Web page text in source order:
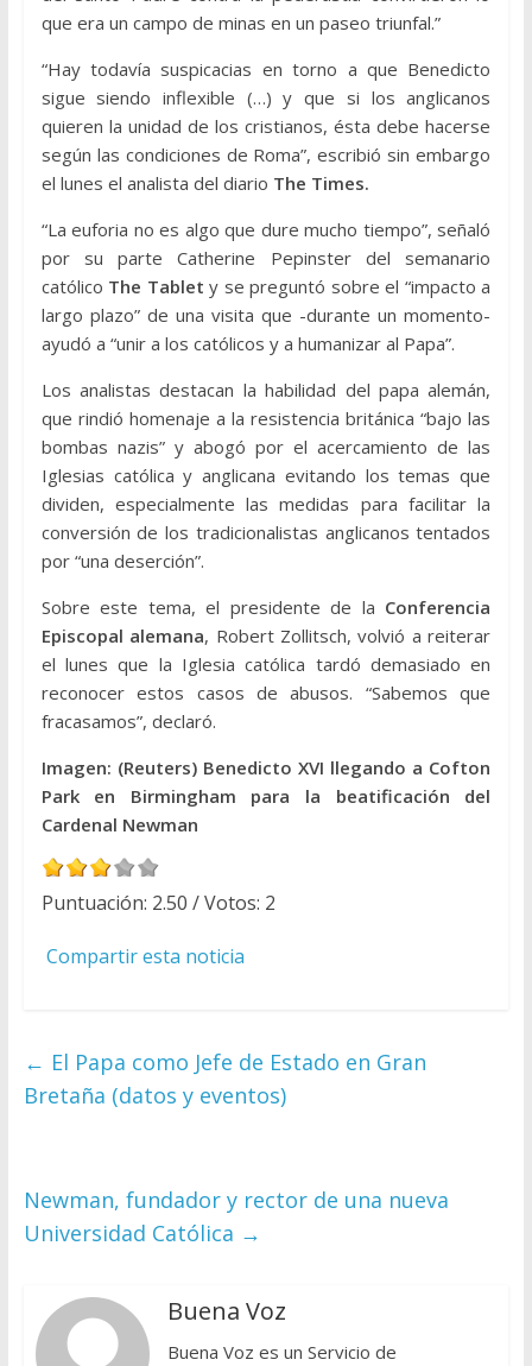
que era un campo de minas en un paseo triunfal.”
“Hay todavía suspicacias en torno a que Benedicto
sigue siendo inflexible (…) y que si los anglicanos
quieren la unidad de los cristianos, ésta debe hacerse
según las condiciones de Roma”, escribió sin embargo
el lunes el analista del diario The Times.
“La euforia no es algo que dure mucho tiempo”, señaló
por su parte Catherine Pepinster del semanario
católico The Tablety se preguntó sobre el “impacto a
largo plazo” de una visita que -durante un momento-
ayudó a “unir a los católicos y a humanizar al Papa”.
Los analistas destacan la habilidad del papa alemán,
que rindió homenaje a la resistencia británica “bajo las
bombas nazis” y abogó por el acercamiento de las
Iglesias católica y anglicana evitando los temas que
dividen, especialmente las medidas para facilitar la
conversión de los tradicionalistas anglicanos tentados
por “una deserción”.
Sobre este tema, el presidente de la Conferencia
Episcopal alemana, Robert Zollitsch, volvió a reiterar
el lunes que la Iglesia católica tardó demasiado en
reconocer estos casos de abusos. “Sabemos que
fracasamos”, declaró.
Imagen: (Reuters) Benedicto XVI llegando a Cofton
Park en Birmingham para la beatificación del
Cardenal Newman
Puntuación: 2.50 / Votos: 2
Compartir esta noticia
← El Papa como Jefe de Estado en Gran
Bretaña (datos y eventos)
Newman, fundador y rector de una nueva
Universidad Católica →
Buena Voz
Buena Voz es un Servicio de